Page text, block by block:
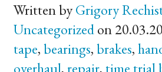
Written byGrigory
Uncategorizedon
tape,bearings,brakes,
overhaul,repair, time trial